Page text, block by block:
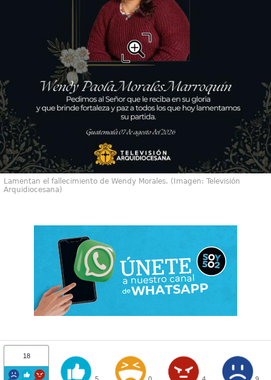
Lamentan el fallecimiento de Wendy Morales. (Imagen: Televisión
Arquidiocesana)
18